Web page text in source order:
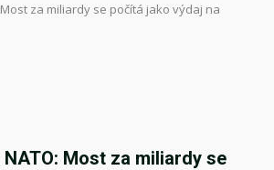
za miliardy se počítá jako výdaj na
Most za miliardy se